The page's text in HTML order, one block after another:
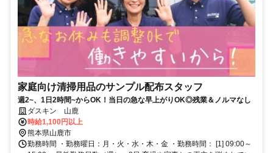
家庭向け清掃用品のサンプル配布スタッフ
週2~、1日2時間~からOK！当日の急な早上がりOK◎残業＆ノルマなし
ダスキン 山鹿
時給1,100円以上
熊本県山鹿市
勤務時間 ・勤務曜日：月・火・水・木・金 ・勤務時間： [1] 09:00～